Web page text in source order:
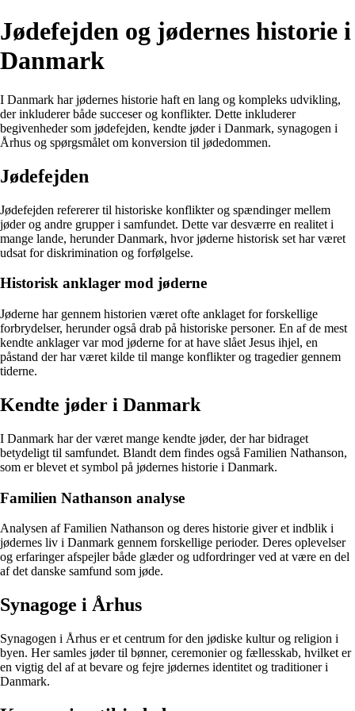
Jødefejden og jødernes historie i
Danmark
I Danmark har jødernes historie haft en lang og kompleks udvikling,
der inkluderer både succeser og konflikter. Dette inkluderer
begivenheder som jødefejden, kendte jøder i Danmark, synagogen i
Århus og spørgsmålet om konversion til jødedommen.
Jødefejden
Jødefejden refererer til historiske konflikter og spændinger mellem
jøder og andre grupper i samfundet. Dette var desværre en realitet i
mange lande, herunder Danmark, hvor jøderne historisk set har været
udsat for diskrimination og forfølgelse.
Historisk anklager mod jøderne
Jøderne har gennem historien været ofte anklaget for forskellige
forbrydelser, herunder også drab på historiske personer. En af de mest
kendte anklager var mod jøderne for at have slået Jesus ihjel, en
påstand der har været kilde til mange konflikter og tragedier gennem
tiderne.
Kendte jøder i Danmark
I Danmark har der været mange kendte jøder, der har bidraget
betydeligt til samfundet. Blandt dem findes også Familien Nathanson,
som er blevet et symbol på jødernes historie i Danmark.
Familien Nathanson analyse
Analysen af Familien Nathanson og deres historie giver et indblik i
jødernes liv i Danmark gennem forskellige perioder. Deres oplevelser
og erfaringer afspejler både glæder og udfordringer ved at være en del
af det danske samfund som jøde.
Synagoge i Århus
Synagogen i Århus er et centrum for den jødiske kultur og religion i
byen. Her samles jøder til bønner, ceremonier og fællesskab, hvilket er
en vigtig del af at bevare og fejre jødernes identitet og traditioner i
Danmark.